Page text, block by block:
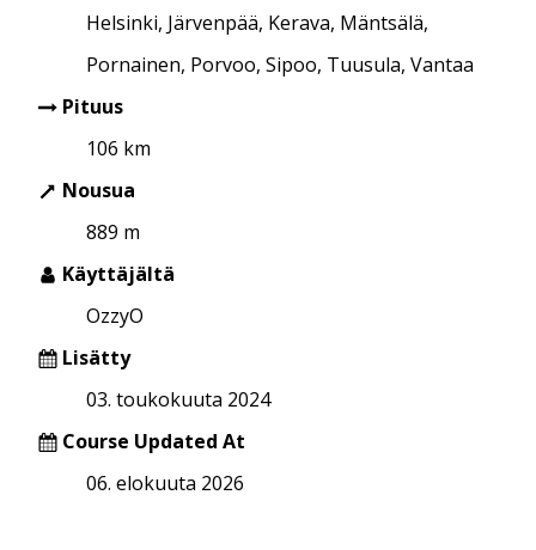
Helsinki, Järvenpää, Kerava, Mäntsälä,
Pornainen, Porvoo, Sipoo, Tuusula, Vantaa
Pituus
106 km
Nousua
889 m
Käyttäjältä
OzzyO
Lisätty
03. toukokuuta 2024
Course Updated At
06. elokuuta 2026